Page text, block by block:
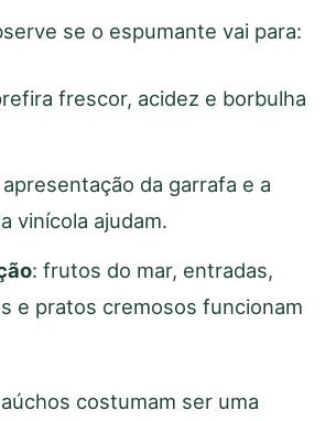
se o espumante vai para:
frescor, acidez e borbulha
apresentação da garrafa e a
vinícola ajudam.
: frutos do mar, entradas,
e pratos cremosos funcionam
costumam ser uma